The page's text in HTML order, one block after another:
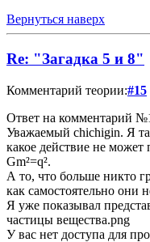
Вернуться наверх
Re: "Загадка 5 и 8"
Комментарий теории:#15
Ответ на комментарий
Уважаемый chichigin. Я
какое действие не может
Gm²=q².
А то, что больше никто
как самостоятельно они
Я уже показывал
частицы вещества.png
У вас нет доступа для